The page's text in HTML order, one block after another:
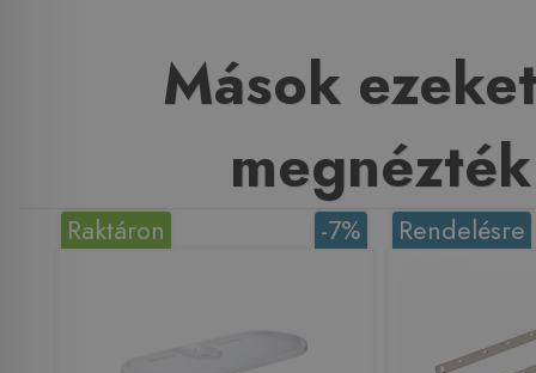
Mások
megnézték
-7%
Raktáron Rendelésre